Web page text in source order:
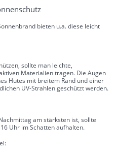
bieten u.a. diese leicht
sollte man leichte,
Materialien tragen. Die Augen
Hutes mit breitem Rand und einer
UV-Strahlen geschützt werden.
am stärksten ist, sollte
Uhr im Schatten aufhalten.